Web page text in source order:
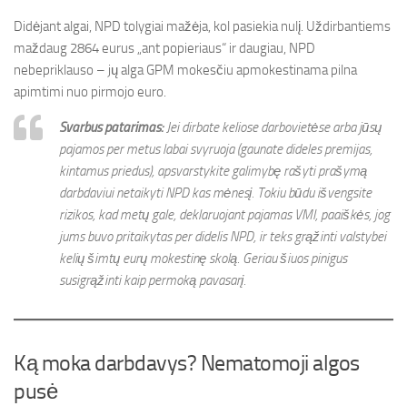
Didėjant algai, NPD tolygiai mažėja, kol pasiekia nulį. Uždirbantiems
maždaug 2864 eurus „ant popieriaus“ ir daugiau, NPD
nebepriklauso – jų alga GPM mokesčiu apmokestinama pilna
apimtimi nuo pirmojo euro.
Svarbus patarimas:Jei dirbate keliose darbovietėse arba jūsų
pajamos per metus labai svyruoja (gaunate dideles premijas,
kintamus priedus), apsvarstykite galimybę rašyti prašymą
darbdaviui netaikyti NPD kas mėnesį. Tokiu būdu išvengsite
rizikos, kad metų gale, deklaruojant pajamas VMI, paaiškės, jog
jums buvo pritaikytas per didelis NPD, ir teks grąžinti valstybei
kelių šimtų eurų mokestinę skolą. Geriau šiuos pinigus
susigrąžinti kaip permoką pavasarį.
Ką moka darbdavys? Nematomoji algos
pusė